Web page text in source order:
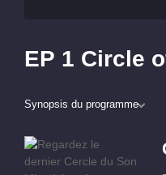
EP 1 Circle
Synopsis du programme